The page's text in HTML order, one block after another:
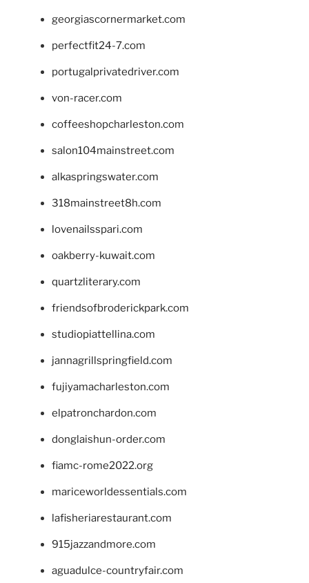
georgiascornermarket.com
perfectfit24-7.com
portugalprivatedriver.com
von-racer.com
coffeeshopcharleston.com
salon104mainstreet.com
alkaspringswater.com
318mainstreet8h.com
lovenailsspari.com
oakberry-kuwait.com
quartzliterary.com
friendsofbroderickpark.com
studiopiattellina.com
jannagrillspringfield.com
fujiyamacharleston.com
elpatronchardon.com
donglaishun-order.com
fiamc-rome2022.org
mariceworldessentials.com
lafisheriarestaurant.com
915jazzandmore.com
aguadulce-countryfair.com